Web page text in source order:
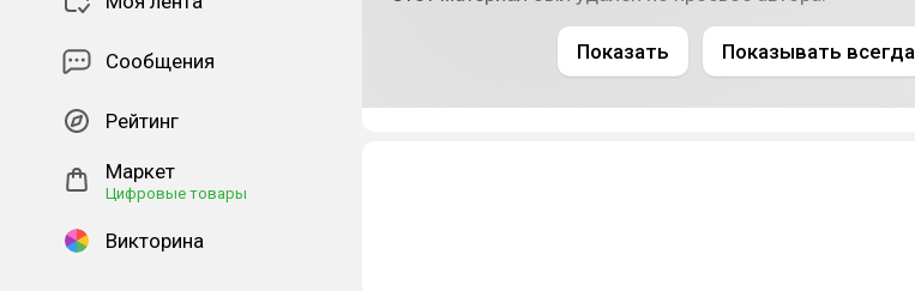
Сообщения
Рейтинг
Маркет
Цифровые товары
Викторина
Показать Показывать всегда